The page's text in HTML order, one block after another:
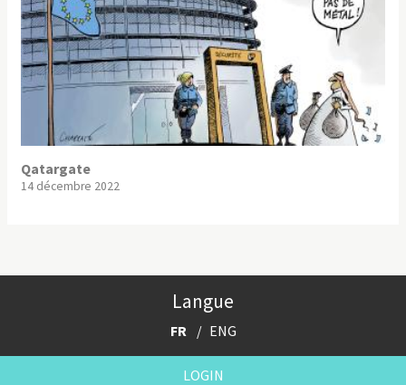
Qatargate
14 décembre 2022
Langue
FR ENG
LOGIN